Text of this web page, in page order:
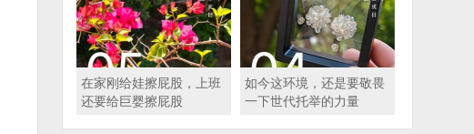
在家刚给娃擦屁股，上班
还要给巨婴擦屁股
如今这环境，还是要敬畏
一下世代托举的力量